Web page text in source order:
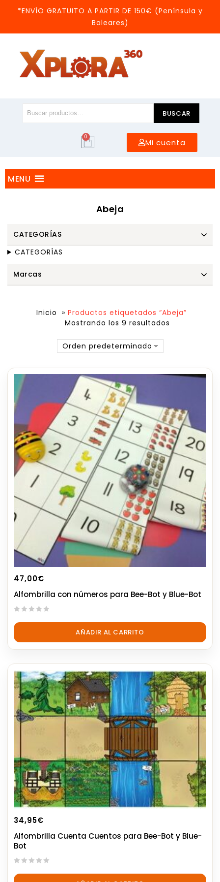
*ENVÍO GRATUITO A PARTIR DE 150€ (Península y
Baleares)
BUSCAR
0
Mi cuenta
MENU
Abeja
Inicio » Productos etiquetados “Abeja”
Mostrando los 9 resultados
Orden predeterminado
47,00€
Alfombrilla con números para Bee-Bot y Blue-Bot
out
5
AÑADIR AL CARRITO
34,95€
Alfombrilla Cuenta Cuentos para Bee-Bot y Blue-
Bot
out
CATEGORÍAS
CATEGORÍAS
Marcas